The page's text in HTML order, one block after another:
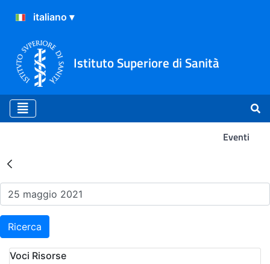
Istituto Superiore di Sanità
Eventi
Risultati della Ricerca -
Ricerca
Voci Risorse